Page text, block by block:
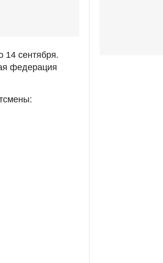
14 сентября.
федерация